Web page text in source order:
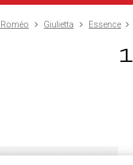
Giulietta Essence